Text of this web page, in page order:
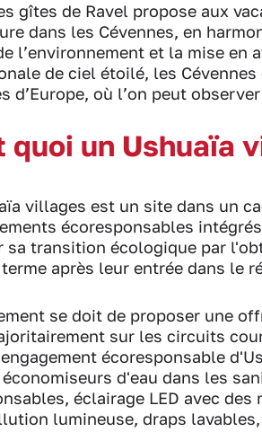
gîtes de Ravel propose aux
dans les Cévennes, en
l’environnement et la mise en
de ciel étoilé, les
d’Europe, où l’on peut
quoi un Ushuaïa
villages est un site dans un
écoresponsables
sa transition écologique par
après leur entrée dans le
se doit de proposer une
sur les circuits
écoresponsable
d'eau dans les
éclairage LED avec
lumineuse, draps